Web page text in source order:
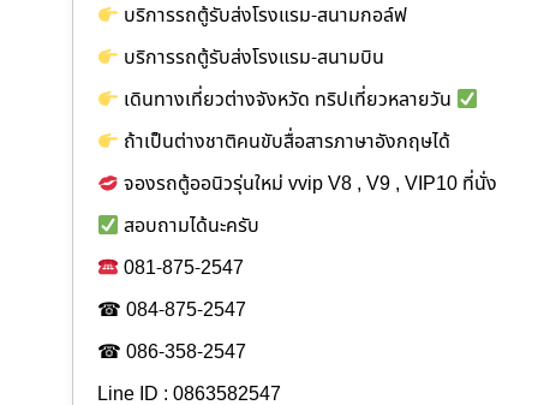
บริการรถตู้รับส่งโรงแรม-สนามกอล์ฟ
บริการรถตู้รับส่งโรงแรม-สนามบิน
เดินทางเที่ยวต่างจังหวัด ทริปเที่ยวหลายวัน
ถ้าเป็นต่างชาติคนขับสื่อสารภาษาอังกฤษได้
จองรถตู้ออนิวรุ่นใหม่ vvip V8 , V9 , VIP10 ที่นั่ง
สอบถามได้นะครับ
081-875-2547
☎ 084-875-2547
☎ 086-358-2547
Line ID : 0863582547